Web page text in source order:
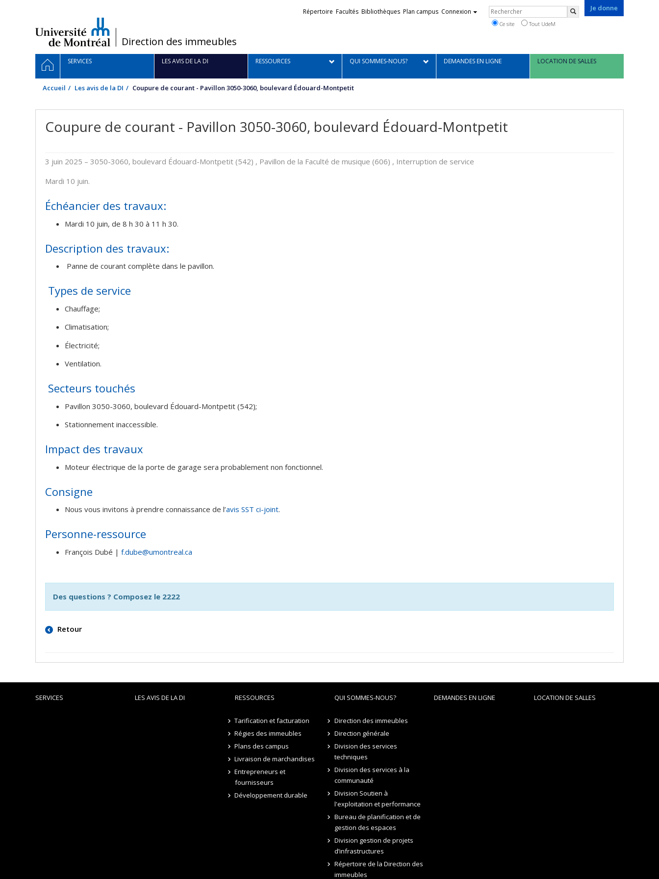
/Direction des immeubles
Je donne
Liens
Répertoire Facultés Bibliothèques Plan campus Connexion Rechercher
Ce site Tout UdeM
Navigation
principale
ACCUEILSERVICES LES AVIS DE LA DI RESSOURCES QUI SOMMES-NOUS? DEMANDES EN LIGNE LOCATION DE SALLES
Accueil Les avis de la DI Coupure de courant - Pavillon 3050-3060, boulevard Édouard-Montpetit
Coupure de courant - Pavillon 3050-3060, boulevard Édouard-Montpetit
3 juin 2025 – 3050-3060, boulevard Édouard-Montpetit (542) , Pavillon de la Faculté de musique (606) , Interruption de service
Mardi 10 juin.
Échéancier des travaux:
Mardi 10 juin, de 8 h 30 à 11 h 30.
Description des travaux:
Panne de courant complète dans le pavillon.
Types de service
Chauffage;
Climatisation;
Électricité;
Ventilation.
Secteurs touchés
Pavillon 3050-3060, boulevard Édouard-Montpetit (542);
Stationnement inaccessible.
Impact des travaux
Moteur électrique de la porte de garage sera probablement non fonctionnel.
Consigne
Nous vous invitons à prendre connaissance de l’avis SST ci-joint.
Personne-ressource
François Dubé | f.dube@umontreal.ca
Des questions ? Composez le 2222
Retour
SERVICES LES AVIS DE LA DI RESSOURCES
Tarification et facturation
Régies des immeubles
Plans des campus
Livraison de marchandises
Entrepreneurs et
fournisseurs
Développement durable
QUI SOMMES-NOUS?
Direction des immeubles
Direction générale
Division des services
techniques
Division des services à la
communauté
Division Soutien à
l'exploitation et performance
Bureau de planification et de
gestion des espaces
Division gestion de projets
d’infrastructures
Répertoire de la Direction des
immeubles
DEMANDES EN LIGNE LOCATION DE SALLES